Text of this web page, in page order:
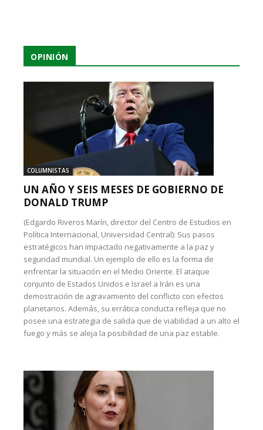
OPINIÓN
COLUMNISTAS
UN AÑO Y SEIS MESES DE GOBIERNO DE
DONALD TRUMP
(Edgardo Riveros Marín, director del Centro de Estudios en
Política Internacional, Universidad Central): Sus pasos
estratégicos han impactado negativamente a la paz y
seguridad mundial. Un ejemplo de ello es la forma de
enfrentar la situación en el Medio Oriente. El ataque
conjunto de Estados Unidos e Israel a Irán es una
demostración de agravamiento del conflicto con efectos
planetarios. Además, su errática conducta refleja que no
posee una estrategia de salida que de viabilidad a un alto el
fuego y más se aleja la posibilidad de una paz estable.